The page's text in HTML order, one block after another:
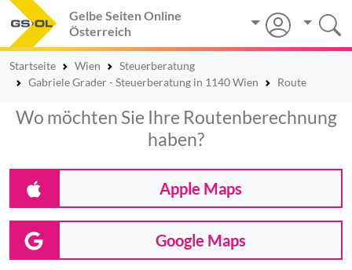
Gelbe Seiten Online
Österreich
Startseite Wien
Steuerberatung
Gabriele Grader - Steuerberatung in 1140 Wien
Route
Wo möchten Sie Ihre Routenberechnung
haben?
Apple Maps
Google Maps